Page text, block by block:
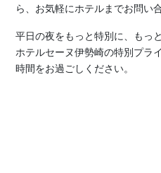
ら、お気軽にホテルまでお問い
平日の夜をもっと特別に、もっ
ホテルセーヌ伊勢崎の特別プラ
時間をお過ごしください。